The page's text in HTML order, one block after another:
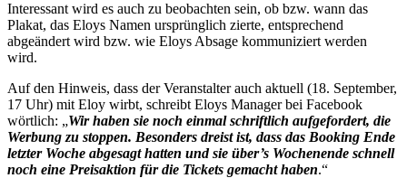
Interessant wird es auch zu beobachten sein, ob bzw. wann das
Plakat, das Eloys Namen ursprünglich zierte, entsprechend
abgeändert wird bzw. wie Eloys Absage kommuniziert werden
wird.
Auf den Hinweis, dass der Veranstalter auch aktuell (18. September,
17 Uhr) mit Eloy wirbt, schreibt Eloys Manager bei Facebook
wörtlich: „Wir haben sie noch einmal schriftlich aufgefordert, die
Werbung zu stoppen. Besonders dreist ist, dass das Booking Ende
letzter Woche abgesagt hatten und sie über’s Wochenende schnell
noch eine Preisaktion für die Tickets gemacht haben.“